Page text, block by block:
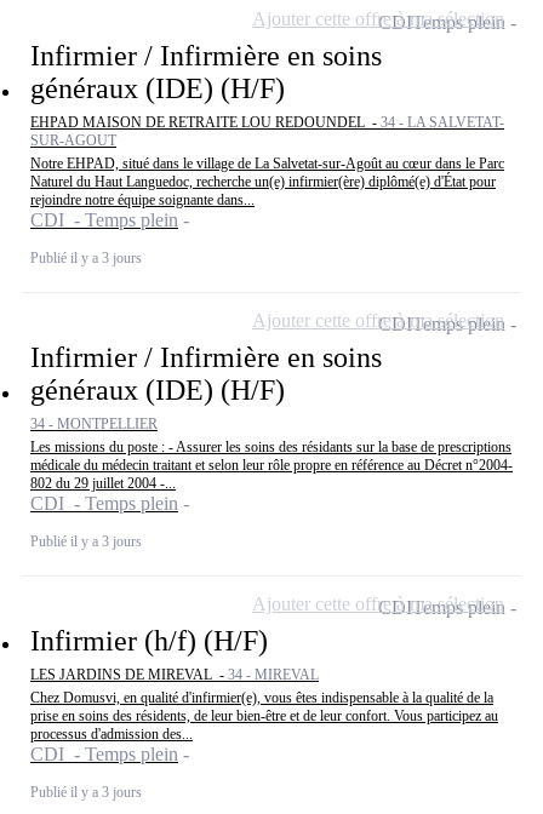
Infirmier / Infirmière en soins
généraux (IDE) (H/F)
EHPAD MAISON DE RETRAITE LOU REDOUNDEL - 34 - LA SALVETAT-
SUR-AGOUT
Notre EHPAD, situé dans le village de La Salvetat-sur-Agoût au cœur dans le Parc
Naturel du Haut Languedoc, recherche un(e) infirmier(ère) diplômé(e) d'État pour
rejoindre notre équipe soignante dans...
CDI - Temps plein
Publié il y a 3 jours
CDITemps plein
Ajouter cette offre à ma sélection
Infirmier / Infirmière en soins
généraux (IDE) (H/F)
34 - MONTPELLIER
Les missions du poste : - Assurer les soins des résidants sur la base de prescriptions
médicale du médecin traitant et selon leur rôle propre en référence au Décret n°2004-
802 du 29 juillet 2004 -...
CDI - Temps plein
Publié il y a 3 jours
CDITemps plein
Ajouter cette offre à ma sélection
Infirmier (h/f) (H/F)
LES JARDINS DE MIREVAL - 34 - MIREVAL
Chez Domusvi, en qualité d'infirmier(e), vous êtes indispensable à la qualité de la
prise en soins des résidents, de leur bien-être et de leur confort. Vous participez au
processus d'admission des...
CDI - Temps plein
Publié il y a 3 jours
CDITemps plein
Ajouter cette offre à ma sélection